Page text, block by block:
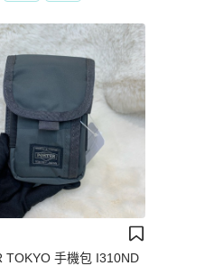
TOKYO 手機包 I310ND